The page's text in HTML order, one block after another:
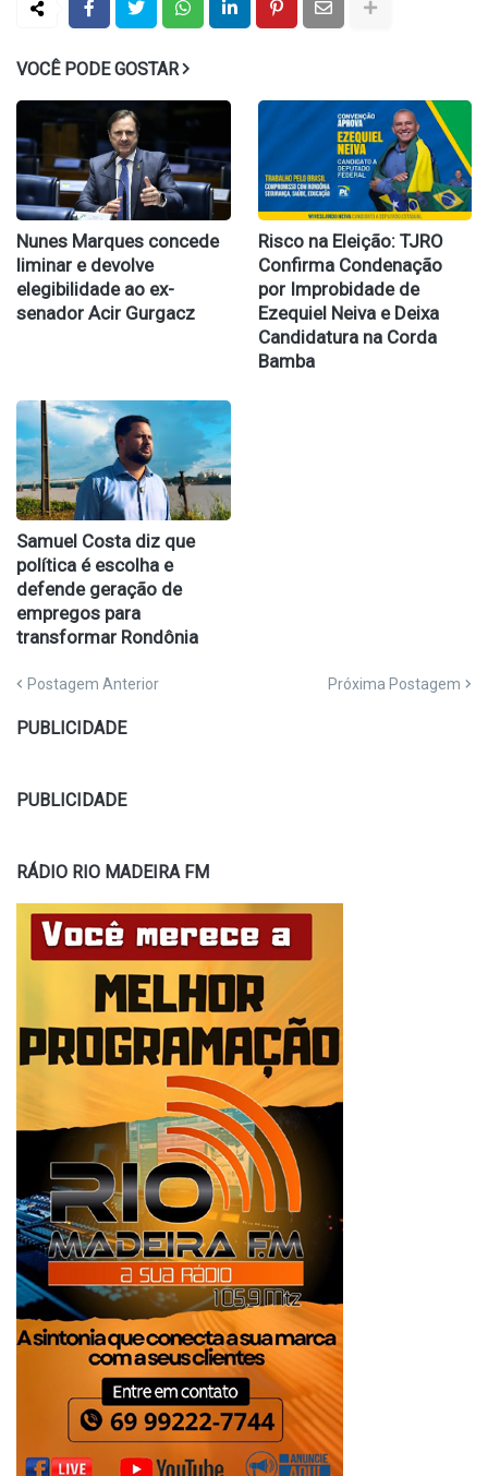
VOCÊ PODE GOSTAR
Nunes Marques concede
liminar e devolve
elegibilidade ao ex-
senador Acir Gurgacz
Risco na Eleição: TJRO
Confirma Condenação
por Improbidade de
Ezequiel Neiva e Deixa
Candidatura na Corda
Bamba
Samuel Costa diz que
política é escolha e
defende geração de
empregos para
transformar Rondônia
Postagem Anterior Próxima Postagem
PUBLICIDADE
PUBLICIDADE
RÁDIO RIO MADEIRA FM